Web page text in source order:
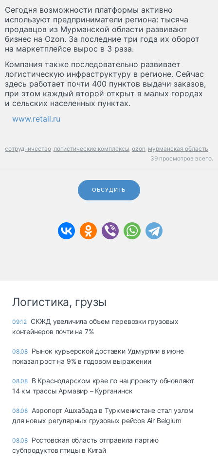
Сегодня возможности платформы активно
используют предприниматели региона: тысяча
продавцов из Мурманской области развивают
бизнес на Ozon. За последние три года их оборот
на маркетплейсе вырос в 3 раза.
Компания также последовательно развивает
логистическую инфраструктуру в регионе. Сейчас
здесь работает почти 400 пунктов выдачи заказов,
при этом каждый второй открыт в малых городах
и сельских населенных пунктах.
www.retail.ru
сотрудничество логистические комплексы ozon мурманская область
39 просмотров всего.
ОБСУДИТЬ
Логистика, грузы
09:12 СКЖД увеличила объем перевозки грузовых
контейнеров почти на 7%
08.08 Рынок курьерской доставки Удмуртии в июне
показал рост на 9% в годовом выражении
08.08 В Краснодарском крае по нацпроекту обновляют
14 км трассы Армавир – Курганинск
08.08 Аэропорт Ашхабада в Туркменистане стал узлом
для новых регулярных грузовых рейсов Air Belgium
08.08 Ростовская область отправила партию
субпродуктов птицы в Китай